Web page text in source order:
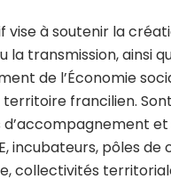
vise à soutenir la
la transmission, ainsi
de l’Économie
territoire francilien.
incubateurs, pôles
collectivités